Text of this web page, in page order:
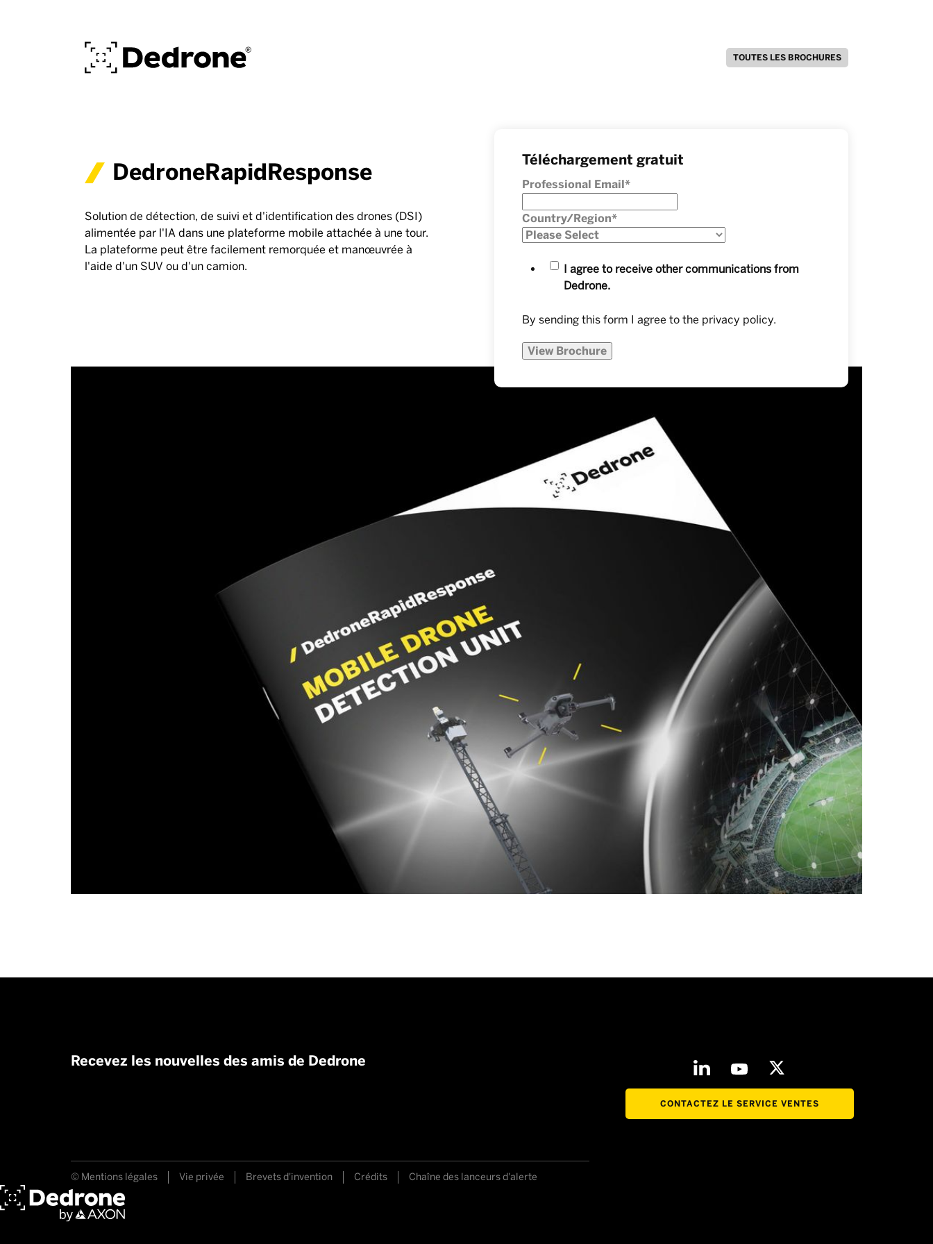
TOUTES LES BROCHURES
DedroneRapidResponse
Solution de détection, de suivi et d'identification des drones (DSI)
alimentée par l'IA dans une plateforme mobile attachée à une tour.
La plateforme peut être facilement remorquée et manœuvrée à
l'aide d'un SUV ou d'un camion.
Téléchargement gratuit
Professional Email *
Country/Region*
I agree to receive other communications from
Dedrone.
By sending this form I agree to the privacy policy.
Recevez les nouvelles des amis de Dedrone
CONTACTEZ LE SERVICE VENTES
© Mentions légales Vie privée Brevets d'invention Crédits Chaîne des lanceurs d'alerte